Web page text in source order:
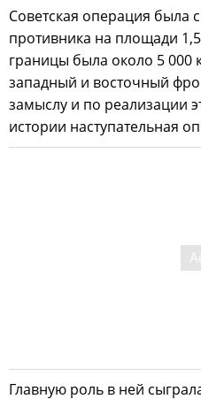
Советская операция была
противника на площади
границы была около 5 000
западный и восточный
замыслу и по реализации
истории наступательная
Главную роль в ней